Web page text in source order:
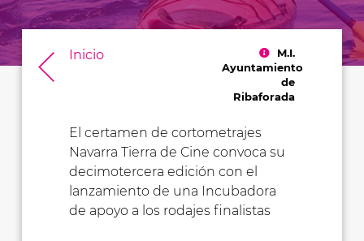
Inicio
M.I.
Ayuntamiento
de
Ribaforada
El certamen de cortometrajes
Navarra Tierra de Cine convoca su
decimotercera edición con el
lanzamiento de una Incubadora
de apoyo a los rodajes finalistas